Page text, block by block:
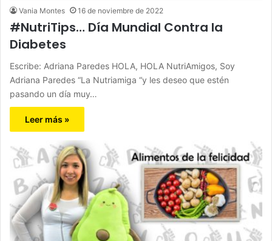
Vania Montes 16 de noviembre de 2022
#NutriTips… Día Mundial Contra la
Diabetes
Escribe: Adriana Paredes HOLA, HOLA NutriAmigos, Soy
Adriana Paredes “La Nutriamiga “y les deseo que estén
pasando un día muy…
Leer más »